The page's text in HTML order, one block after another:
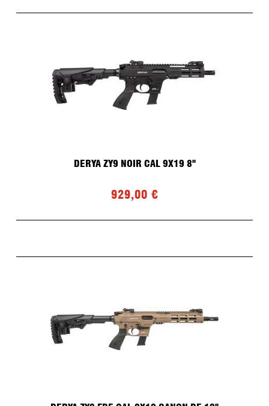
DERYA ZY9 NOIR CAL 9X19 8"
929,00 €